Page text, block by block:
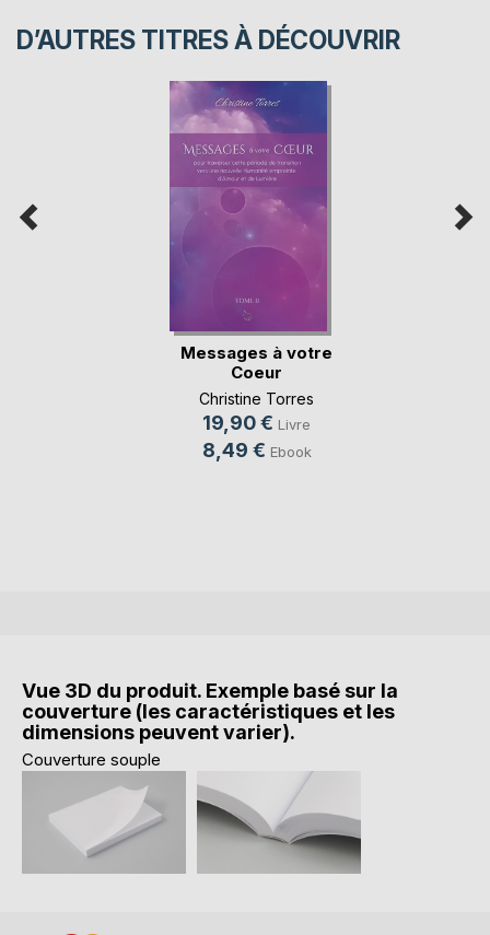
D’AUTRES TITRES À DÉCOUVRIR
Messages à votre
Coeur
Christine Torres
19,90 € Livre
8,49 € Ebook
Vue 3D du produit. Exemple basé sur la
couverture (les caractéristiques et les
dimensions peuvent varier).
Couverture souple